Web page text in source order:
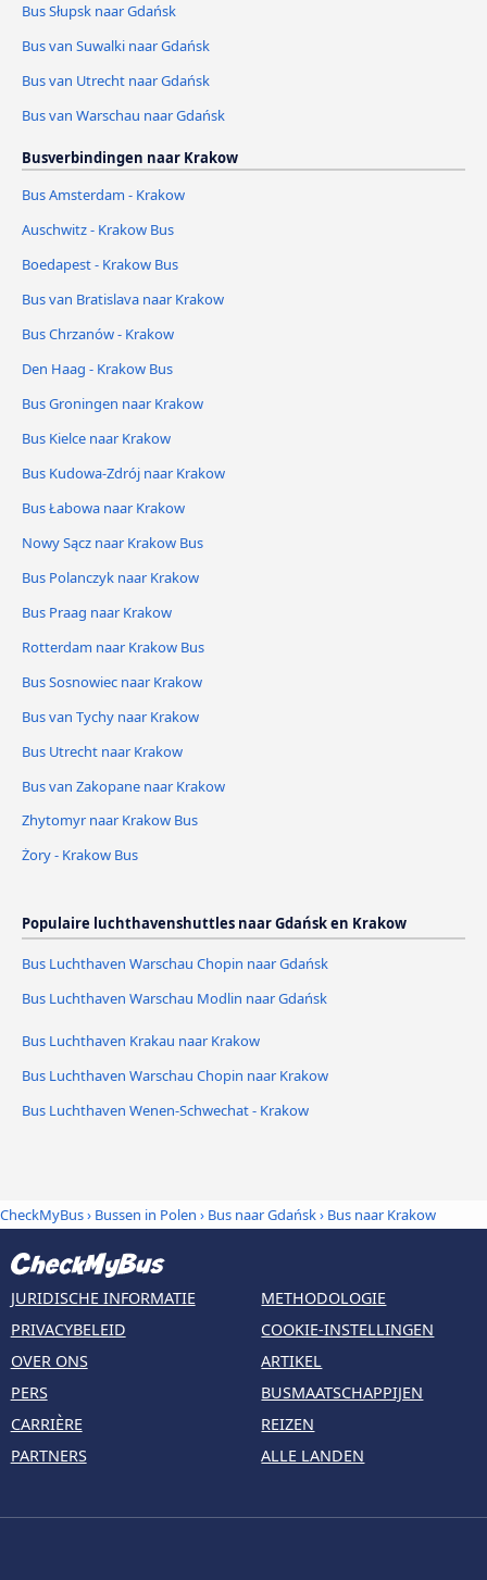
Bus Słupsk naar Gdańsk
Bus van Suwalki naar Gdańsk
Bus van Utrecht naar Gdańsk
Bus van Warschau naar Gdańsk
Busverbindingen naar Krakow
Bus Amsterdam - Krakow
Auschwitz - Krakow Bus
Boedapest - Krakow Bus
Bus van Bratislava naar Krakow
Bus Chrzanów - Krakow
Den Haag - Krakow Bus
Bus Groningen naar Krakow
Bus Kielce naar Krakow
Bus Kudowa-Zdrój naar Krakow
Bus Łabowa naar Krakow
Nowy Sącz naar Krakow Bus
Bus Polanczyk naar Krakow
Bus Praag naar Krakow
Rotterdam naar Krakow Bus
Bus Sosnowiec naar Krakow
Bus van Tychy naar Krakow
Bus Utrecht naar Krakow
Bus van Zakopane naar Krakow
Zhytomyr naar Krakow Bus
Żory - Krakow Bus
Populaire luchthavenshuttles naar Gdańsk en Krakow
Bus Luchthaven Warschau Chopin naar Gdańsk
Bus Luchthaven Warschau Modlin naar Gdańsk
Bus Luchthaven Krakau naar Krakow
Bus Luchthaven Warschau Chopin naar Krakow
Bus Luchthaven Wenen-Schwechat - Krakow
CheckMyBus› Bussen in Polen › Bus naar Gdańsk› Bus naar Krakow
JURIDISCHE INFORMATIE
PRIVACYBELEID
OVER ONS
PERS
CARRIÈRE
PARTNERS
METHODOLOGIE
COOKIE-INSTELLINGEN
ARTIKEL
BUSMAATSCHAPPIJEN
REIZEN
ALLE LANDEN